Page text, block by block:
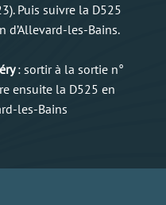
Puis suivre la D525
d’Allevard-les-Bains.
: sortir à la sortie n°
ensuite la D525 en
les-Bains